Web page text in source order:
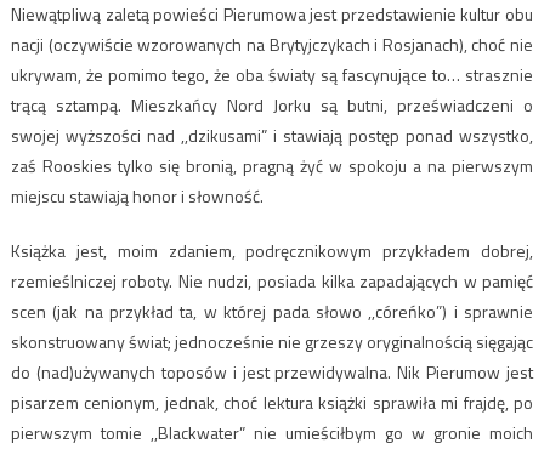
Niewątpliwą zaletą powieści Pierumowa jest przedstawienie kultur obu
nacji (oczywiście wzorowanych na Brytyjczykach i Rosjanach), choć nie
ukrywam, że pomimo tego, że oba światy są fascynujące to… strasznie
trącą sztampą. Mieszkańcy Nord Jorku są butni, przeświadczeni o
swojej wyższości nad ,,dzikusami” i stawiają postęp ponad wszystko,
zaś Rooskies tylko się bronią, pragną żyć w spokoju a na pierwszym
miejscu stawiają honor i słowność.
Książka jest, moim zdaniem, podręcznikowym przykładem dobrej,
rzemieślniczej roboty. Nie nudzi, posiada kilka zapadających w pamięć
scen (jak na przykład ta, w której pada słowo ,,córeńko”) i sprawnie
skonstruowany świat; jednocześnie nie grzeszy oryginalnością sięgając
do (nad)używanych toposów i jest przewidywalna. Nik Pierumow jest
pisarzem cenionym, jednak, choć lektura książki sprawiła mi frajdę, po
pierwszym tomie ,,Blackwater” nie umieściłbym go w gronie moich